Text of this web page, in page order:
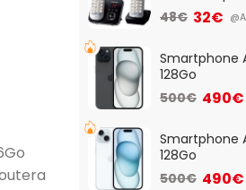
Française]
48€ 32€
Smartphone
128Go
500€ 490€
Smartphone
128Go
500€ 490€